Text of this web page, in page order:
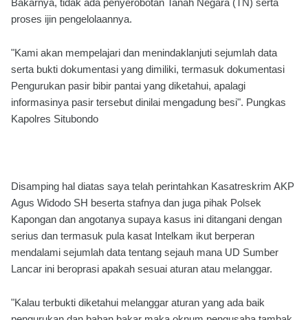
Bakarnya, tidak ada penyerobotan Tanah Negara (TN) serta
proses ijin pengelolaannya.
"Kami akan mempelajari dan menindaklanjuti sejumlah data
serta bukti dokumentasi yang dimiliki, termasuk dokumentasi
Pengurukan pasir bibir pantai yang diketahui, apalagi
informasinya pasir tersebut dinilai mengadung besi". Pungkas
Kapolres Situbondo
Disamping hal diatas saya telah perintahkan Kasatreskrim AKP
Agus Widodo SH beserta stafnya dan juga pihak Polsek
Kapongan dan angotanya supaya kasus ini ditangani dengan
serius dan termasuk pula kasat Intelkam ikut berperan
mendalami sejumlah data tentang sejauh mana UD Sumber
Lancar ini beroprasi apakah sesuai aturan atau melanggar.
"Kalau terbukti diketahui melanggar aturan yang ada baik